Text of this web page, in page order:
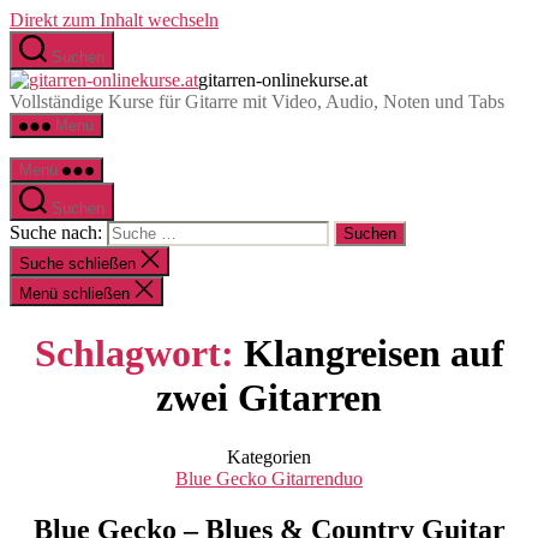
Direkt zum Inhalt wechseln
Suchen
gitarren-onlinekurse.at
Vollständige Kurse für Gitarre mit Video, Audio, Noten und Tabs
Menü
Menü
Suchen
Suche nach:
Suche schließen
Menü schließen
Schlagwort: Klangreisen auf
zwei Gitarren
Kategorien
Blue Gecko Gitarrenduo
Blue Gecko – Blues & Country Guitar